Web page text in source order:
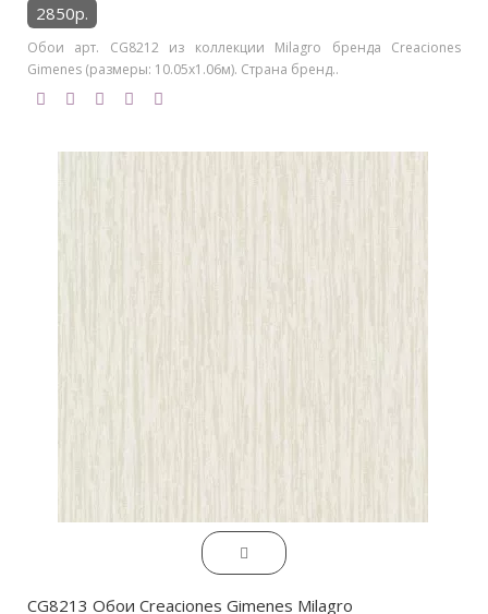
2850р.
Обои арт. CG8212 из коллекции Milagro бренда Creaciones
Gimenes (размеры: 10.05х1.06м). Страна бренд..
CG8213 Обои Creaciones Gimenes Milagro